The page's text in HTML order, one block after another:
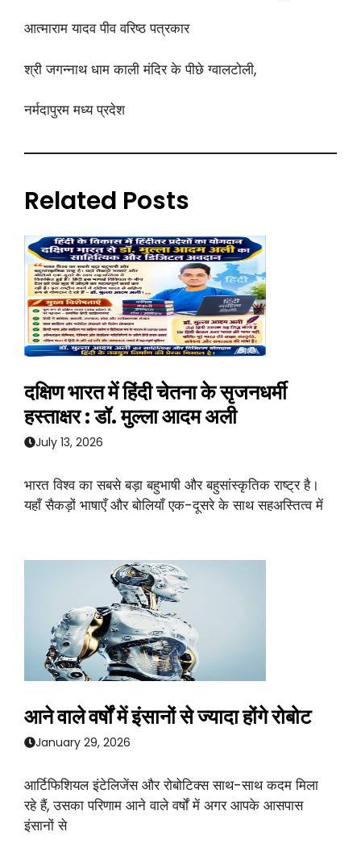
आत्माराम यादव पीव वरिष्ठ पत्रकार
श्री जगन्नाथ धाम काली मंदिर के पीछे ग्वालटोली,
नर्मदापुरम मध्य प्रदेश
Related Posts
दक्षिण भारत में हिंदी चेतना के सृजनधर्मी
हस्ताक्षर : डॉ. मुल्ला आदम अली
July 13, 2026
भारत विश्व का सबसे बड़ा बहुभाषी और बहुसांस्कृतिक राष्ट्र है।
यहाँ सैकड़ों भाषाएँ और बोलियाँ एक-दूसरे के साथ सहअस्तित्व में
आने वाले वर्षों में इंसानों से ज्यादा होंगे रोबोट
January 29, 2026
आर्टिफिशियल इंटेलिजेंस और रोबोटिक्स साथ-साथ कदम मिला
रहे हैं, उसका परिणाम आने वाले वर्षों में अगर आपके आसपास
इंसानों से